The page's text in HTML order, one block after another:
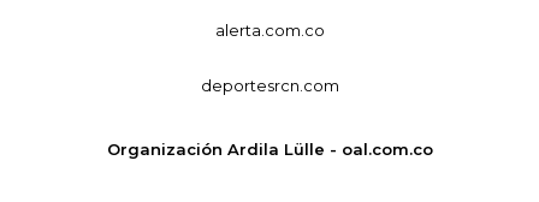
alerta.com.co
deportesrcn.com
Organización Ardila Lülle - oal.com.co